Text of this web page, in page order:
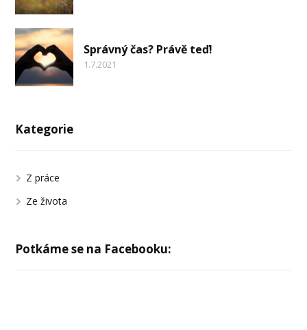
Správný čas? Právě teď!
1.7.2021
Kategorie
Z práce
Ze života
Potkáme se na Facebooku: